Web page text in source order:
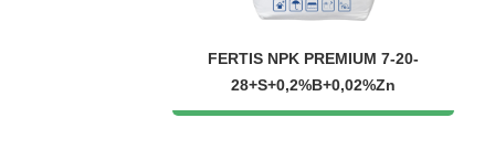
FERTIS NPK PREMIUM 7-20-
28+S+0,2%B+0,02%Zn